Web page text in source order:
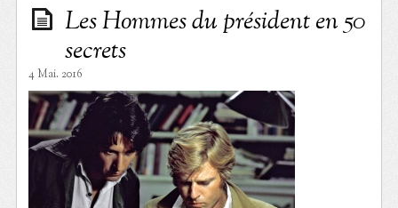
Les Hommes du président en 50
secrets
4 Mai. 2016